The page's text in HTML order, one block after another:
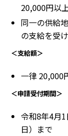
20,000円以
同一の供給
の支給を受
＜支給額＞
一律 20,000
＜申請受付期間＞
令和8年4月
日）まで